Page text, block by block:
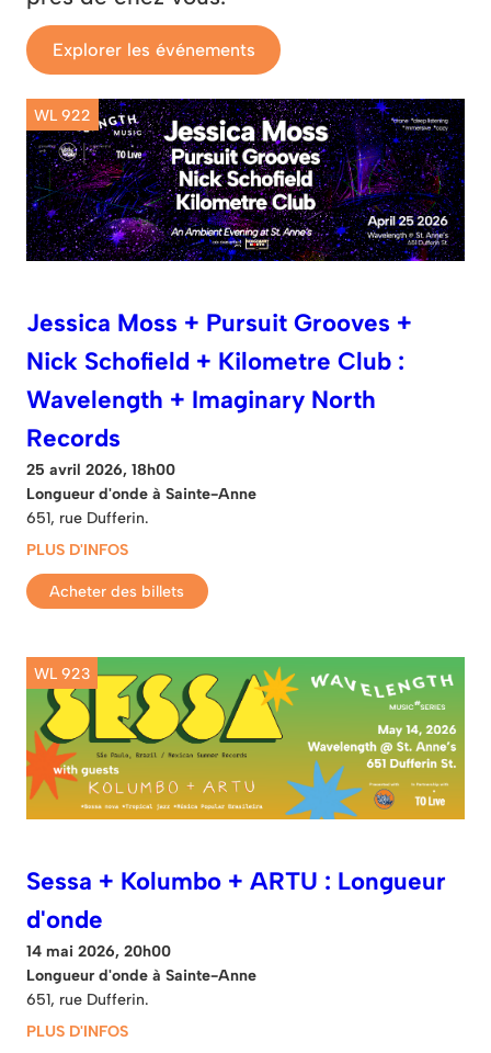
Explorer les événements
WL 922
Jessica Moss + Pursuit Grooves +
Nick Schofield + Kilometre Club :
Wavelength + Imaginary North
Records
25 avril 2026, 18h00
Longueur d'onde à Sainte-Anne
651, rue Dufferin.
PLUS D'INFOS
Acheter des billets
WL 923
Sessa + Kolumbo + ARTU : Longueur
d'onde
14 mai 2026, 20h00
Longueur d'onde à Sainte-Anne
651, rue Dufferin.
PLUS D'INFOS